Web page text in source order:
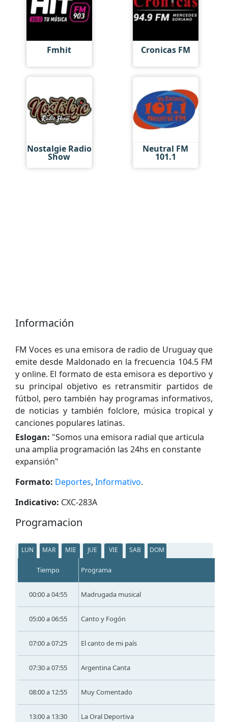
Fmhit Cronicas FM
Nostalgie Radio
Show
Neutral FM
101.1
Información
FM Voces es una emisora de radio de Uruguay que
emite desde Maldonado en la frecuencia 104.5 FM
y online. El formato de esta emisora es deportivo y
su principal objetivo es retransmitir partidos de
fútbol, pero también hay programas informativos,
de noticias y también folclore, música tropical y
canciones populares latinas.
Eslogan: "Somos una emisora radial que articula
una amplia programación las 24hs en constante
expansión"
Formato: Deportes, Informativo.
Indicativo: CXC-283A
Programacion
LUN MAR MIE JUE VIE SAB DOM
Tiempo Programa
00:00 a 04:55 Madrugada musical
05:00 a 06:55 Canto y Fogón
07:00 a 07:25 El canto de mi país
07:30 a 07:55 Argentina Canta
08:00 a 12:55 Muy Comentado
13:00 a 13:30 La Oral Deportiva